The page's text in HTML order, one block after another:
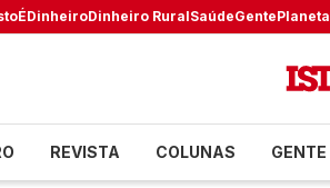
DinheiroDinheiro RuralSaúdeGentePlaneta
REVISTA COLUNAS GENTE